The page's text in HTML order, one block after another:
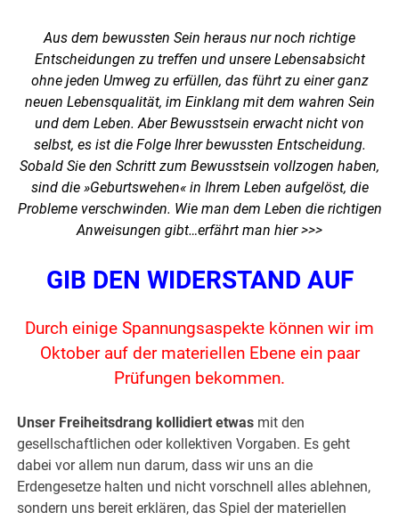
Aus dem bewussten Sein heraus nur noch richtige
Entscheidungen zu treffen und unsere Lebensabsicht
ohne jeden Umweg zu erfüllen, das führt zu einer ganz
neuen Lebensqualität, im Einklang mit dem wahren Sein
und dem Leben. Aber Bewusstsein erwacht nicht von
selbst, es ist die Folge Ihrer bewussten Entscheidung.
Sobald Sie den Schritt zum Bewusstsein vollzogen haben,
sind die »Geburtswehen« in Ihrem Leben aufgelöst, die
Probleme verschwinden. Wie man dem Leben die richtigen
Anweisungen gibt…erfährt man hier >>>
GIB DEN WIDERSTAND AUF
Durch einige Spannungsaspekte können wir im
Oktober auf der materiellen Ebene ein paar
Prüfungen bekommen.
Unser Freiheitsdrang kollidiert etwas mit den
gesellschaftlichen oder kollektiven Vorgaben. Es geht
dabei vor allem nun darum, dass wir uns an die
Erdengesetze halten und nicht vorschnell alles ablehnen,
sondern uns bereit erklären, das Spiel der materiellen